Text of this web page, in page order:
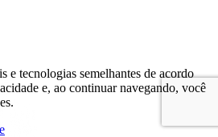
e tecnologias semelhantes de acordo
e, ao continuar navegando, você